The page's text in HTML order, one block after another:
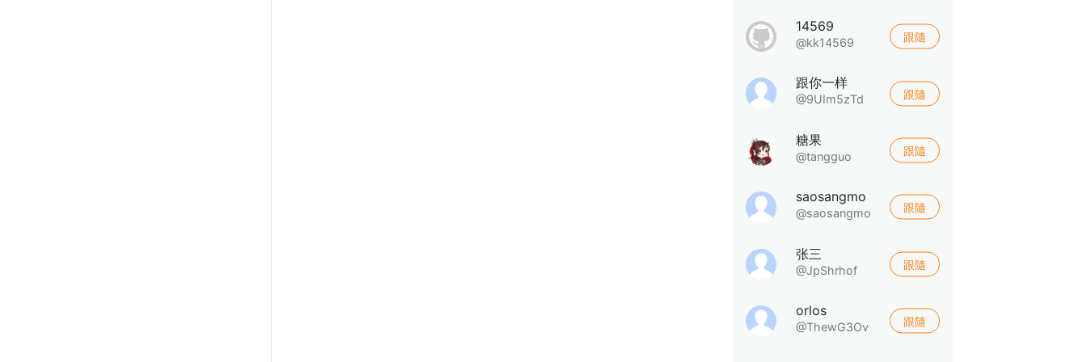
14569
@kk14569 跟隨
跟你一样
@9UIm5zTd 跟隨
糖果
@tangguo 跟隨
saosangmo
@saosangmo 跟隨
张三
@JpShrhof 跟隨
orlos
@ThewG3Ov 跟隨